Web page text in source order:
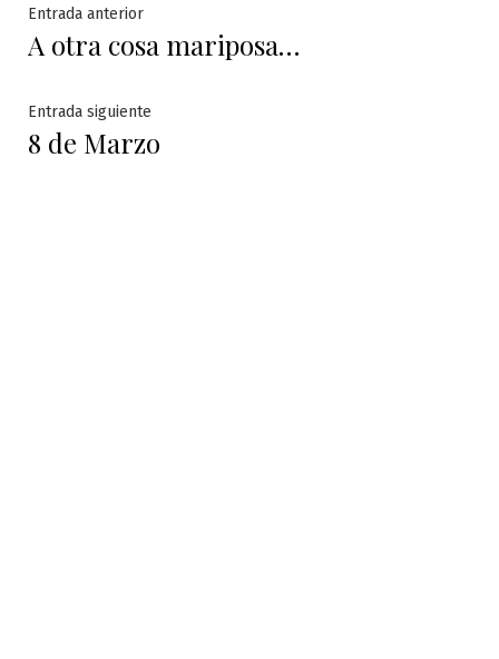
Navegación
de
entradas
Entrada anteriorEntrada
anterior:
A otra cosa mariposa…
Entrada siguiente
siguiente:
8 de Marzo